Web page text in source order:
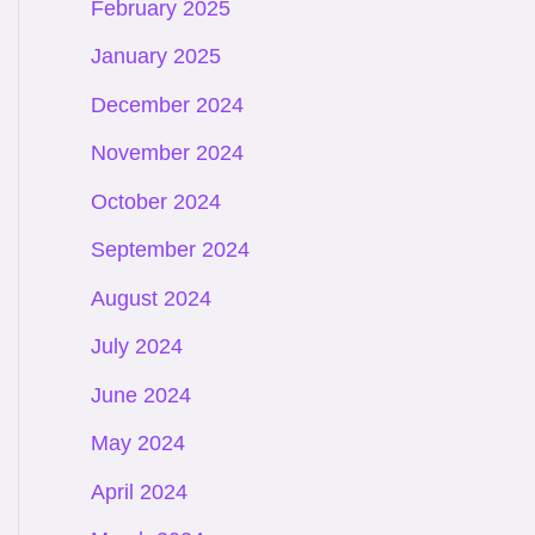
February 2025
January 2025
December 2024
November 2024
October 2024
September 2024
August 2024
July 2024
June 2024
May 2024
April 2024